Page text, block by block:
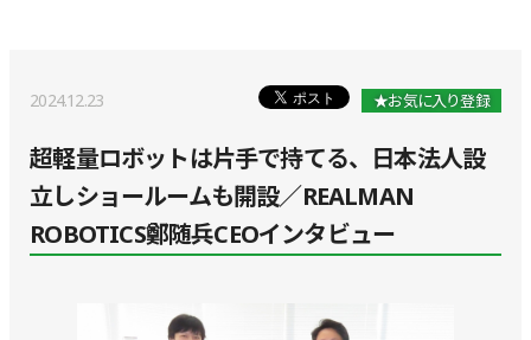
2024.12.23 ★お気に入り登録
超軽量ロボットは片手で持てる、日本法人設
立しショールームも開設／REALMAN
ROBOTICS鄭随兵CEOインタビュー